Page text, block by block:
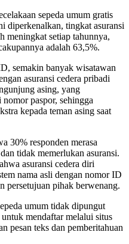
sepeda umum gratis
diperkenalkan, tingkat asuransi
meningkat setiap tahunnya,
adalah 63,5%.
semakin banyak wisatawan
asuransi cedera pribadi
asing, yang
paspor, sehingga
kepada teman asing saat
30% responden merasa
tidak memerlukan asuransi.
asuransi cedera diri
nama asli dengan nomor ID
persetujuan pihak berwenang.
umum tidak dipungut
mendaftar melalui situs
pesan teks dan pemberitahuan